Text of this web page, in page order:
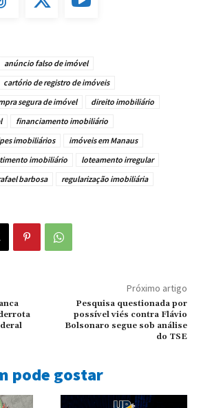
anúncio falso de imóvel
cartório de registro de imóveis
segura de imóvel
direito imobiliário
financiamento imobiliário
imobiliários
imóveis em Manaus
imobiliário
loteamento irregular
barbosa
regularização imobiliária
Próximo artigo
Pesquisa questionada por
possível viés contra Flávio
Bolsonaro segue sob análise
do TSE
pode gostar